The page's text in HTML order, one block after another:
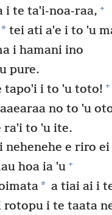
i te taˈi-noa-raa, +
* tei ati aˈe i to ˈu
i hamani ino
pure.
i to ˈu toto! +
no to ˈu
to ˈu ite.
e riro ei
hoa ia ˈu +
* a tiai ai i
i te taata